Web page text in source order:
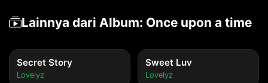
Lainnya dari Album: Once upon a time
Secret Story
Lovelyz
Sweet Luv
Lovelyz